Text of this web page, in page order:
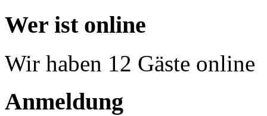
Wer ist online
Wir haben 12 Gäste online
Anmeldung